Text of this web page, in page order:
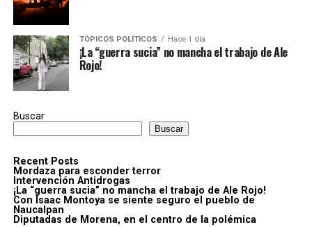
TÓPICOS POLÍTICOS Hace 1 día
¡La “guerra sucia” no mancha el trabajo de Ale
Rojo!
Buscar
Buscar
Recent Posts
Mordaza para esconder terror
Intervención Antidrogas
¡La “guerra sucia” no mancha el trabajo de Ale Rojo!
Con Isaac Montoya se siente seguro el pueblo de
Naucalpan
Diputadas de Morena, en el centro de la polémica